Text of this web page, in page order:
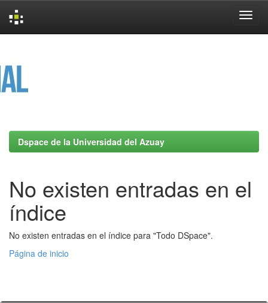
Dspace de la Universidad del Azuay
No existen entradas en el
índice
No existen entradas en el índice para "Todo DSpace".
Página de inicio